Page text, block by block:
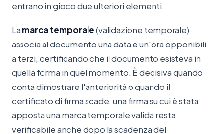
entrano in gioco due ulteriori elementi.
La marca temporale(validazione temporale)
associa al documento una data e un'ora opponibili
a terzi, certificando che il documento esisteva in
quella forma in quel momento. È decisiva quando
conta dimostrare l'anteriorità o quando il
certificato di firma scade: una firma su cui è stata
apposta una marca temporale valida resta
verificabile anche dopo la scadenza del